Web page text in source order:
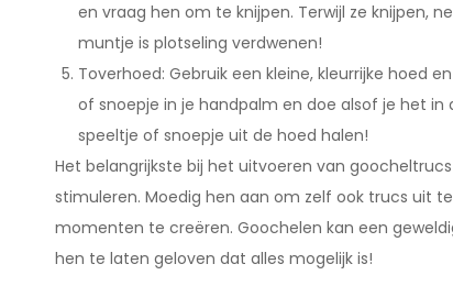
en vraag hen om te knijpen. Terwijl ze knijpen,
muntje is plotseling verdwenen!
Toverhoed: Gebruik een kleine, kleurrijke hoed
of snoepje in je handpalm en doe alsof je het
speeltje of snoepje uit de hoed halen!
Het belangrijkste bij het uitvoeren van
stimuleren. Moedig hen aan om zelf ook trucs uit
momenten te creëren. Goochelen kan een
hen te laten geloven dat alles mogelijk is!